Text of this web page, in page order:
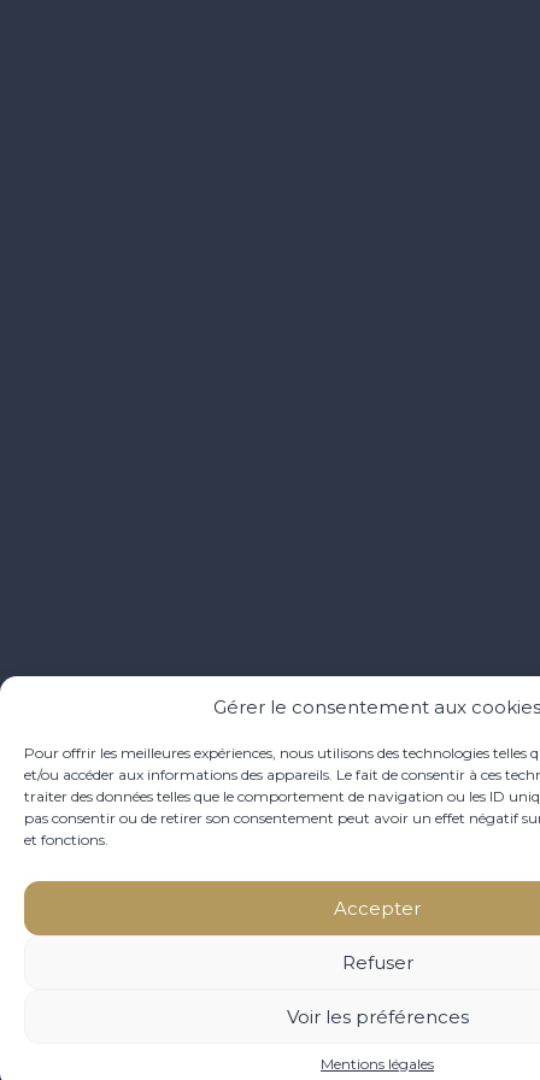
Gérer le consentement aux cookies
Pour offrir les meilleures expériences, nous utilisons des technologies telles
et/ou accéder aux informations des appareils. Le fait de consentir à ces
traiter des données telles que le comportement de navigation ou les ID
pas consentir ou de retirer son consentement peut avoir un effet négatif
et fonctions.
Accepter
Refuser
Voir les préférences
Mentions légales